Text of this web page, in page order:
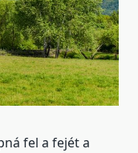
fel a fejét a